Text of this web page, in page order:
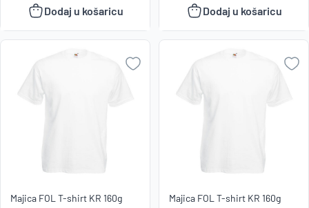
Dodaj u košaricu Dodaj u košaricu
Majica FOL T-shirt KR 160g
Majica FOL T-shirt KR 160g